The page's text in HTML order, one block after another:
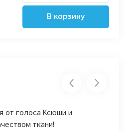
В корзину
от голоса Ксюши и
ткани!